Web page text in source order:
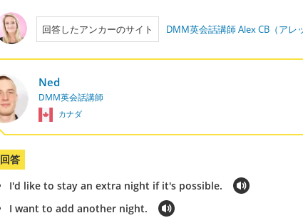
回答したアンカーのサイト DMM英会話講師 Alex CB（アレ
Ned
DMM英会話講師
カナダ
回答
I'd like to stay an extra night if it's possible.
I want to add another night.